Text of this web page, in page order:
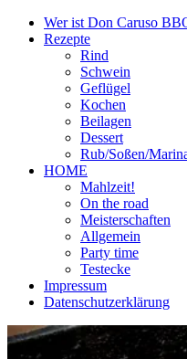
Wer ist Don Caruso
Rezepte
Rind
Schwein
Geflügel
Kochen
Beilagen
Dessert
Rub/Soßen/
HOME
Mahlzeit!
On the road
Meisterschaften
Allgemein
Party time
Testecke
Impressum
Datenschutzerklärung